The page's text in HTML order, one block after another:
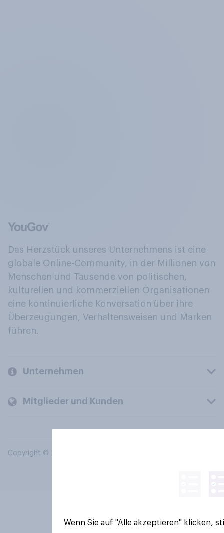
Das Herzstück unseres Unternehmens ist eine
globale Online-Community, in der Millionen von
Menschen und Tausende von politischen,
kulturellen und kommerziellen Organisationen
eine kontinuierliche Konversation über ihre
Überzeugungen, Verhaltensweisen und Marken
führen.
Unternehmen
Mitglieder und Kunden
Copyright © 2026 YouGov PLC. Alle Rechte vorbehalten.
Wenn Sie auf "Alle akzeptieren" klicken,